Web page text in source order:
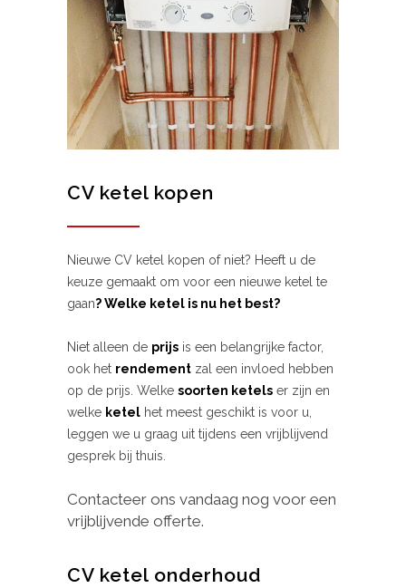
CV ketel kopen
Nieuwe CV ketel kopen of niet? Heeft u de
keuze gemaakt om voor een nieuwe ketel te
gaan? Welke ketel is nu het best?
Niet alleen de prijs is een belangrijke factor,
ook het rendement zal een invloed hebben
op de prijs. Welke soorten ketels er zijn en
welke ketel het meest geschikt is voor u,
leggen we u graag uit tijdens een vrijblijvend
gesprek bij thuis.
Contacteer ons vandaag nog voor een
vrijblijvende offerte.
CV ketel onderhoud